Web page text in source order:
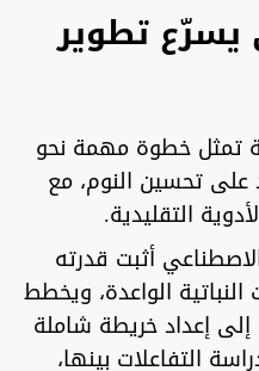
يسرّع تطوير
تمثل خطوة مهمة نحو
على تحسين النوم، مع
التقليدية.
أثبت قدرته
الواعدة، ويخطط
إلى إعداد خريطة شاملة
التفاعلات بينها،